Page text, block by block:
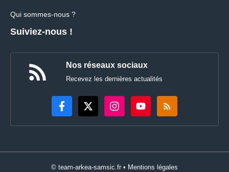
Qui sommes-nous ?
Suiviez-nous !
Nos réseaux sociaux
Recevez les dernières actualités
© team-arkea-samsic.fr • Mentions légales